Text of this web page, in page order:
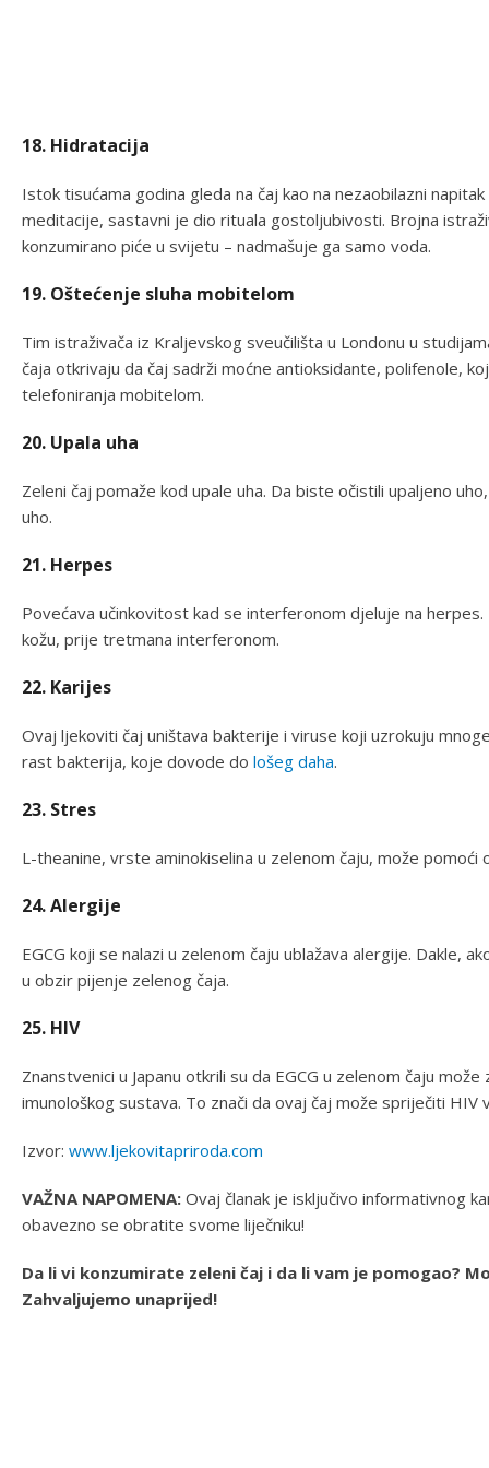
18. Hidratacija
Istok tisućama godina gleda na čaj kao na nezaobilazni
meditacije, sastavni je dio rituala gostoljubivosti. Brojna
konzumirano piće u svijetu – nadmašuje ga samo voda.
19. Oštećenje sluha mobitelom
Tim istraživača iz Kraljevskog sveučilišta u Londonu u
čaja otkrivaju da čaj sadrži moćne antioksidante, polifenole,
telefoniranja mobitelom.
20. Upala uha
Zeleni čaj pomaže kod upale uha. Da biste očistili upaljeno
uho.
21. Herpes
Povećava učinkovitost kad se interferonom djeluje na
kožu, prije tretmana interferonom.
22. Karijes
Ovaj ljekoviti čaj uništava bakterije i viruse koji uzrokuju
rast bakterija, koje dovode do lošeg daha.
23. Stres
L-theanine, vrste aminokiselina u zelenom čaju, može
24. Alergije
EGCG koji se nalazi u zelenom čaju ublažava alergije. Dakle,
u obzir pijenje zelenog čaja.
25. HIV
Znanstvenici u Japanu otkrili su da EGCG u zelenom čaju
imunološkog sustava. To znači da ovaj čaj može spriječiti HIV
Izvor: www.ljekovitapriroda.com
VAŽNA NAPOMENA: Ovaj članak je isključivo informativnog
obavezno se obratite svome liječniku!
Da li vi konzumirate zeleni čaj i da li vam je pomogao?
Zahvaljujemo unaprijed!